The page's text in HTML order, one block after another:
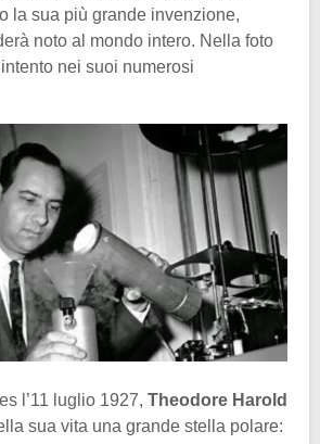
la sua più grande invenzione,
noto al mondo intero. Nella foto
nei suoi numerosi
l’11 luglio 1927, Theodore Harold
sua vita una grande stella polare: